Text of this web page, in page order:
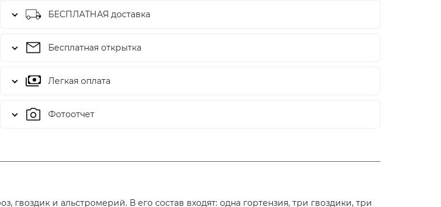
БЕСПЛАТНАЯ доставка
Бесплатная открытка
Легкая оплата
Фотоотчет
гвоздик и альстромерий. В его состав входят: одна гортензия, три гвоздики, три